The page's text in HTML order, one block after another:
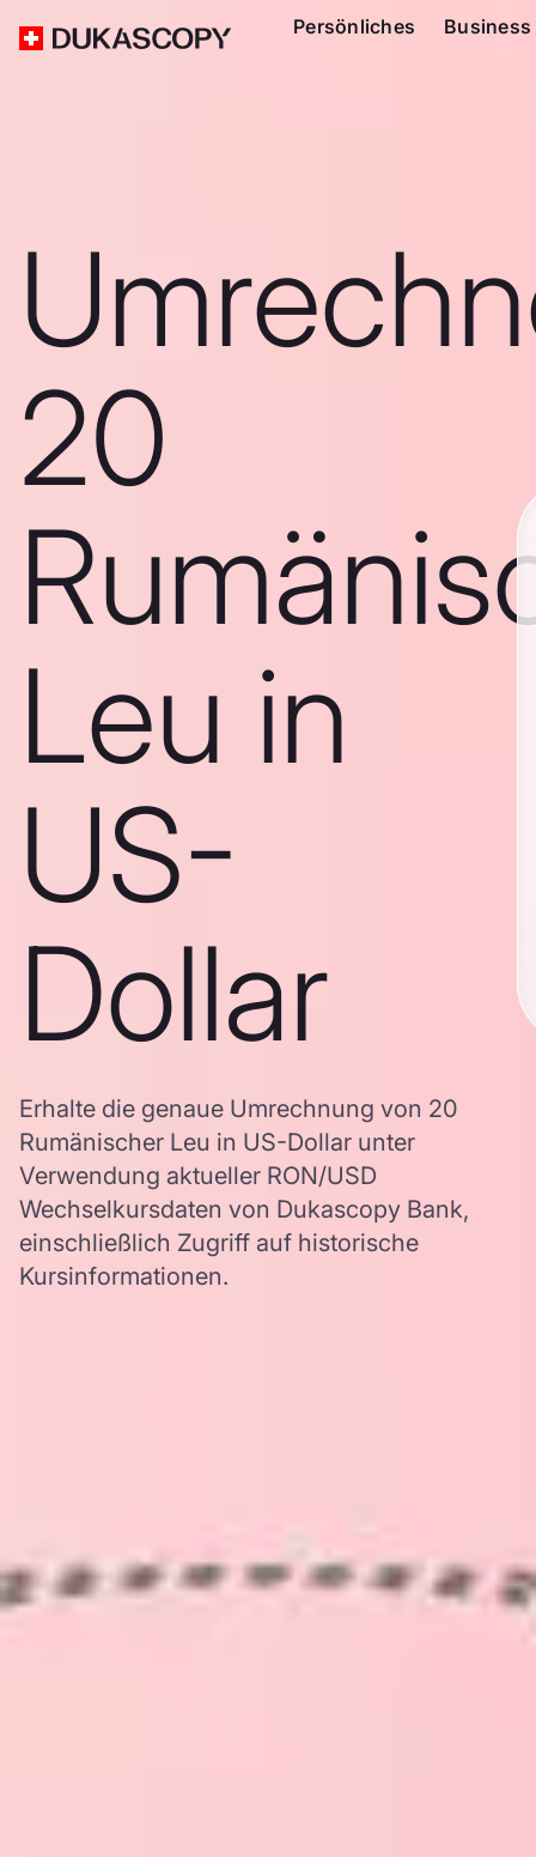
Persönliches Business
20
Leu in
US-
Dollar
Erhalte die genaue Umrechnung von 20
Rumänischer Leu in US-Dollar unter
Verwendung aktueller RON/USD
Wechselkursdaten von Dukascopy Bank,
einschließlich Zugriff auf historische
Kursinformationen.